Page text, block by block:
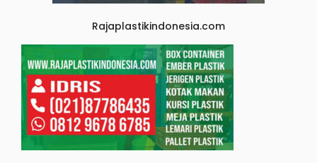
Rajaplastikindonesia.com